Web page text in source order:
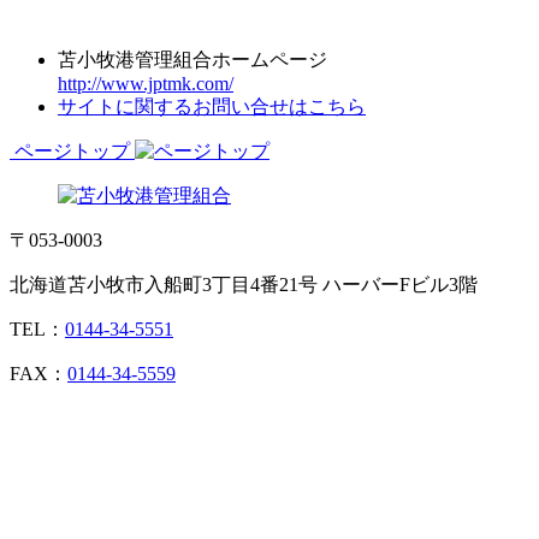
苫小牧港管理組合ホームページ
http://www.jptmk.com/
サイトに関するお問い合せはこちら
ページトップ
〒053-0003
北海道苫小牧市入船町3丁目4番21号 ハーバーFビル3階
TEL： 0144-34-5551
FAX： 0144-34-5559